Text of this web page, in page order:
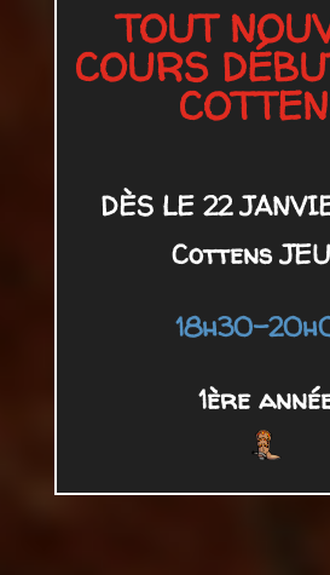
TOUT
COURS
DÈS LE 22
Cottens
18h30-
1ère